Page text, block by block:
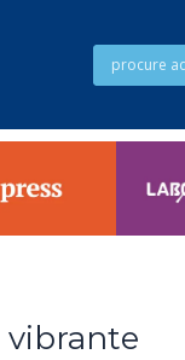
vibrante